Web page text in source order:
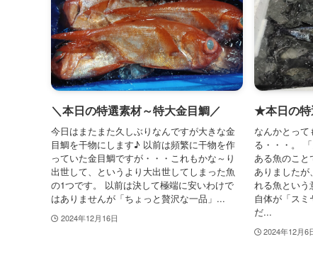
＼本日の特選素材～特大金目鯛／
今日はまたまた久しぶりなんですが大きな金
目鯛を干物にします♪ 以前は頻繁に干物を作
っていた金目鯛ですが・・・これもかな～り
出世して、というより大出世してしまった魚
の1つです。 以前は決して極端に安いわけで
はありませんが「ちょっと贅沢な一品」...
2024年12月16日
★本日の
なんかとっ
る・・・。
ある魚のこ
ありましたが
れる魚という
自体が「スミ
だ...
2024年12月6